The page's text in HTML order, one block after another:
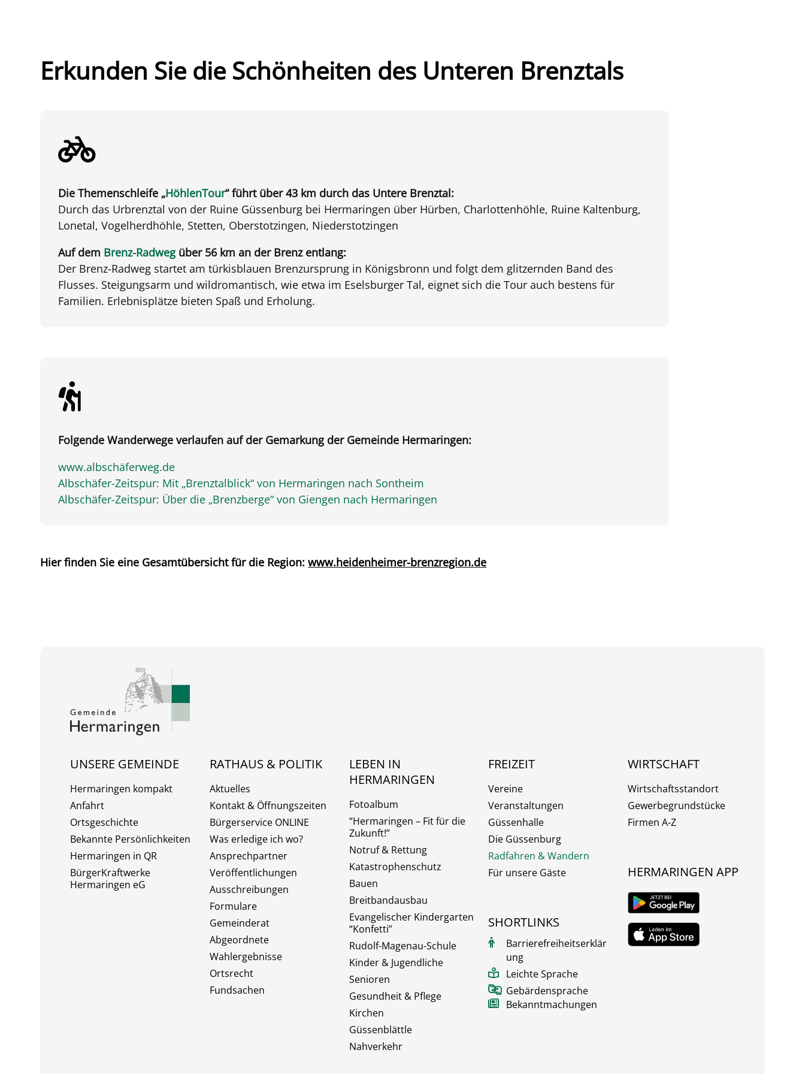
Erkunden Sie die Schönheiten des Unteren Brenztals
Die Themenschleife „HöhlenTour“ führt über 43 km durch das Untere Brenztal:
Durch das Urbrenztal von der Ruine Güssenburg bei Hermaringen über Hürben, Charlottenhöhle, Ruine Kaltenburg,
Lonetal, Vogelherdhöhle, Stetten, Oberstotzingen, Niederstotzingen
Auf dem Brenz-Radwegüber 56 km an der Brenz entlang:
Der Brenz-Radweg startet am türkisblauen Brenzursprung in Königsbronn und folgt dem glitzernden Band des
Flusses. Steigungsarm und wildromantisch, wie etwa im Eselsburger Tal, eignet sich die Tour auch bestens für
Familien. Erlebnisplätze bieten Spaß und Erholung.
Folgende Wanderwege verlaufen auf der Gemarkung der Gemeinde Hermaringen:
www.albschäferweg.de
Albschäfer-Zeitspur: Mit „Brenztalblick“ von Hermaringen nach Sontheim
Albschäfer-Zeitspur: Über die „Brenzberge“ von Giengen nach Hermaringen
Hier finden Sie eine Gesamtübersicht für die Region:www.heidenheimer-brenzregion.de
UNSERE GEMEINDE
Hermaringen kompakt
Anfahrt
Ortsgeschichte
Bekannte Persönlichkeiten
Hermaringen in QR
BürgerKraftwerke
Hermaringen eG
RATHAUS & POLITIK
Aktuelles
Kontakt & Öffnungszeiten
Bürgerservice ONLINE
Was erledige ich wo?
Ansprechpartner
Veröffentlichungen
Ausschreibungen
Formulare
Gemeinderat
Abgeordnete
Wahlergebnisse
Ortsrecht
Fundsachen
LEBEN IN
HERMARINGEN
Fotoalbum
“Hermaringen – Fit für die
Zukunft!”
Notruf & Rettung
Katastrophenschutz
Bauen
Breitbandausbau
Evangelischer Kindergarten
“Konfetti”
Rudolf-Magenau-Schule
Kinder & Jugendliche
Senioren
Gesundheit & Pflege
Kirchen
Güssenblättle
Nahverkehr
FREIZEIT
Vereine
Veranstaltungen
Güssenhalle
Die Güssenburg
Radfahren & Wandern
Für unsere Gäste
SHORTLINKS
Barrierefreiheitserklär
ung
Leichte Sprache
Gebärdensprache
Bekanntmachungen
WIRTSCHAFT
Wirtschaftsstandort
Gewerbegrundstücke
Firmen A-Z
HERMARINGEN APP